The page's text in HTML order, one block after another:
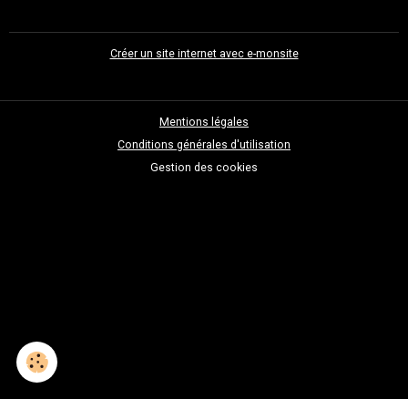
Créer un site internet avec e-monsite
Mentions légales
Conditions générales d'utilisation
Gestion des cookies